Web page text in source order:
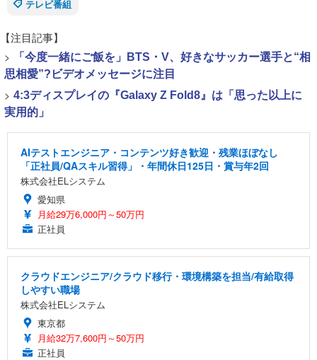
テレビ番組
【注目記事】
>
「今度一緒にご飯を」BTS・V、好きなサッカー選手と“相
思相愛”?ビデオメッセージに注目
> 4:3ディスプレイの『Galaxy Z Fold8』は「思った以上に
実用的」
AIテストエンジニア・コンテンツ好き歓迎・残業ほぼなし
「正社員/QAスキル習得」・年間休日125日・賞与年2回
株式会社ELシステム
愛知県
月給29万6,000円～50万円
正社員
クラウドエンジニア/クラウド移行・環境構築を担当/有給取得
しやすい職場
株式会社ELシステム
東京都
月給32万7,600円～50万円
正社員